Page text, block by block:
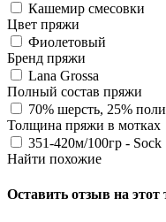
Кашемир смесовки
Цвет пряжи
Фиолетовый
Бренд пряжи
Lana Grossa
Полный состав пряжи
70% шерсть, 25%
Толщина пряжи в мотках
351-420м/100гр - Sock
Найти похожие
Оставить отзыв на этот